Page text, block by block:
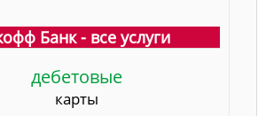
Банк - все услуги
дебетовые
карты